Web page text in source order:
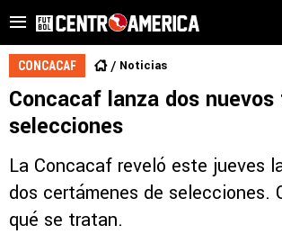
CONCACAF Noticias
Concacaf lanza dos nuevos
selecciones
La Concacaf reveló este jueves
dos certámenes de selecciones.
qué se tratan.